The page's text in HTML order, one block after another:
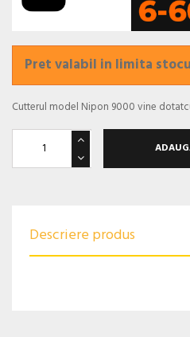
Pret valabil in limita
Cutterul model Nipon 9000 vine
Descriere produs